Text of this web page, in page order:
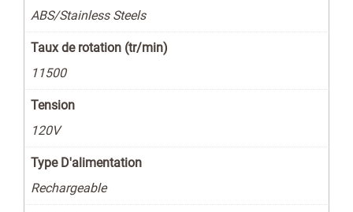
ABS/Stainless Steels
Taux de rotation (tr/min)
11500
Tension
120V
Type D'alimentation
Rechargeable